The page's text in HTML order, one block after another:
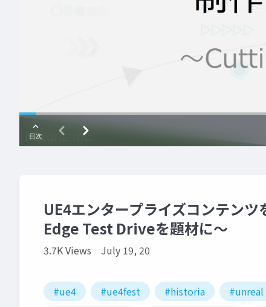
UE4エンタープライズコンテン
Edge Test Driveを題材に～
3.7K Views July 19, 20
#ue4 #ue4fest #historia